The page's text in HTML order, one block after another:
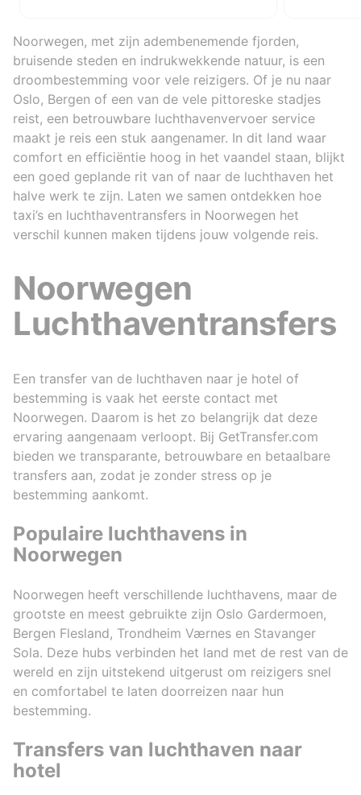
transfer
at our
simple,
1. Leave
through
second
and
by the
cars are
last two
Noorwegen, met zijn adembenemende fjorden,
bruisende steden en indrukwekkende natuur, is een
droombestemming voor vele reizigers. Of je nu naar
Oslo, Bergen of een van de vele pittoreske stadjes
reist, een betrouwbare luchthavenvervoer service
maakt je reis een stuk aangenamer. In dit land waar
comfort en efficiëntie hoog in het vaandel staan, blijkt
een goed geplande rit van of naar de luchthaven het
halve werk te zijn. Laten we samen ontdekken hoe
taxi’s en luchthaventransfers in Noorwegen het
verschil kunnen maken tijdens jouw volgende reis.
Noorwegen
Luchthaventransfers
Een transfer van de luchthaven naar je hotel of
bestemming is vaak het eerste contact met
Noorwegen. Daarom is het zo belangrijk dat deze
ervaring aangenaam verloopt. Bij GetTransfer.com
bieden we transparante, betrouwbare en betaalbare
transfers aan, zodat je zonder stress op je
bestemming aankomt.
Populaire luchthavens in
Noorwegen
Noorwegen heeft verschillende luchthavens, maar de
grootste en meest gebruikte zijn Oslo Gardermoen,
Bergen Flesland, Trondheim Værnes en Stavanger
Sola. Deze hubs verbinden het land met de rest van de
wereld en zijn uitstekend uitgerust om reizigers snel
en comfortabel te laten doorreizen naar hun
bestemming.
Transfers van luchthaven naar
hotel